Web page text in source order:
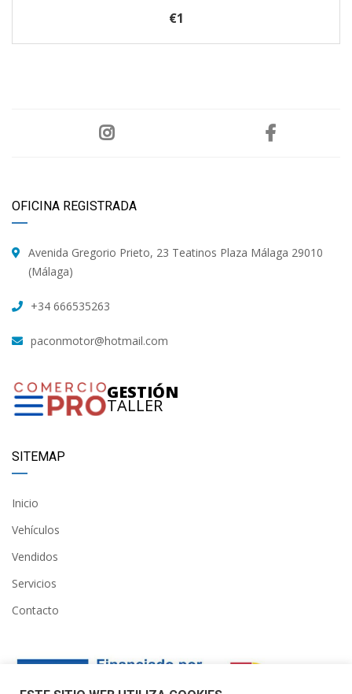
€1
OFICINA REGISTRADA
Avenida Gregorio Prieto, 23 Teatinos Plaza Málaga 29010
(Málaga)
+34 666535263
paconmotor@hotmail.com
GESTIÓN
TALLER
SITEMAP
Inicio
Vehículos
Vendidos
Servicios
Contacto